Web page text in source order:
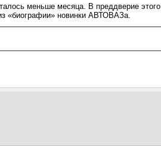
меньше месяца. В преддверие
«биографии» новинки АВТОВАЗа.